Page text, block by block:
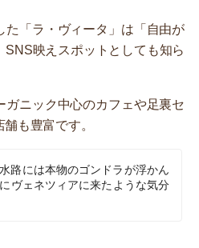
た「ラ・ヴィータ」は「自由が
SNS映えスポットとしても知ら
ガニック中心のカフェや足裏セ
も豊富です。
路には本物のゴンドラが浮かん
ヴェネツィアに来たような気分